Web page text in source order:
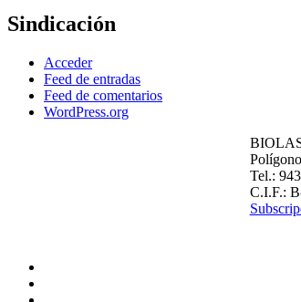
Sindicación
Acceder
Feed de entradas
Feed de comentarios
WordPress.org
Tel.:
C.I.F.: